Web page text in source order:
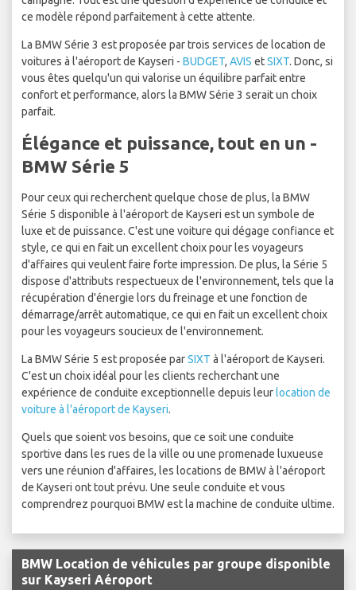
ce modèle répond parfaitement à cette attente.
La BMW Série 3 est proposée par trois services de location de
voitures à l'aéroport de Kayseri - BUDGET, AVIS etSIXT. Donc, si
vous êtes quelqu'un qui valorise un équilibre parfait entre
confort et performance, alors la BMW Série 3 serait un choix
parfait.
Élégance et puissance, tout en un -
BMW Série 5
Pour ceux qui recherchent quelque chose de plus, la BMW
Série 5 disponible à l'aéroport de Kayseri est un symbole de
luxe et de puissance. C'est une voiture qui dégage confiance et
style, ce qui en fait un excellent choix pour les voyageurs
d'affaires qui veulent faire forte impression. De plus, la Série 5
dispose d'attributs respectueux de l'environnement, tels que la
récupération d'énergie lors du freinage et une fonction de
démarrage/arrêt automatique, ce qui en fait un excellent choix
pour les voyageurs soucieux de l'environnement.
La BMW Série 5 est proposée parSIXT à l'aéroport de Kayseri.
C'est un choix idéal pour les clients recherchant une
expérience de conduite exceptionnelle depuis leur location de
voiture à l'aéroport de Kayseri.
Quels que soient vos besoins, que ce soit une conduite
sportive dans les rues de la ville ou une promenade luxueuse
vers une réunion d'affaires, les locations de BMW à l'aéroport
de Kayseri ont tout prévu. Une seule conduite et vous
comprendrez pourquoi BMW est la machine de conduite ultime.
BMW Location de véhicules par groupe disponible
sur Kayseri Aéroport